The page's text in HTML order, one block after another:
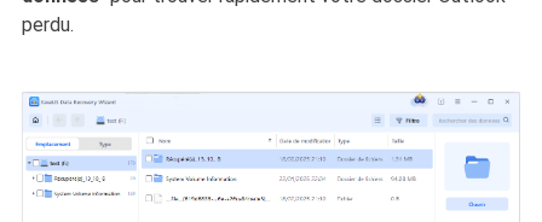
perdu.